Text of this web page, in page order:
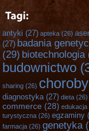
antyki (27) apteka (26)
(27) badania
(29) biotechnologia
budownictwo
sharing (26) choroby
diagnostyka(27) dieta (26)
commerce (28) edukacja
turystyczna (26) egzaminy
farmacja (26) genetyka